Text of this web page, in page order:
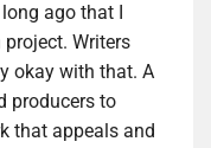
ago that I
Writers
okay with that. A
producers to
that appeals and